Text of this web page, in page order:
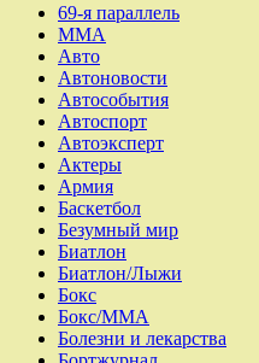
69-я параллель
MMA
Авто
Автоновости
Автособытия
Автоспорт
Автоэксперт
Актеры
Армия
Баскетбол
Безумный мир
Биатлон
Биатлон/Лыжи
Бокс
Бокс/MMA
Болезни и лекарства